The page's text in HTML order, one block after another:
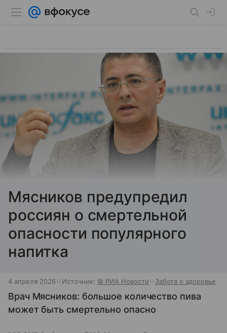
Мясников предупредил
россиян о смертельной
опасности популярного
напитка
4 апреля 2026 Источник: © РИА Новости Забота о здоровье
Врач Мясников: большое количество пива
может быть смертельно опасно